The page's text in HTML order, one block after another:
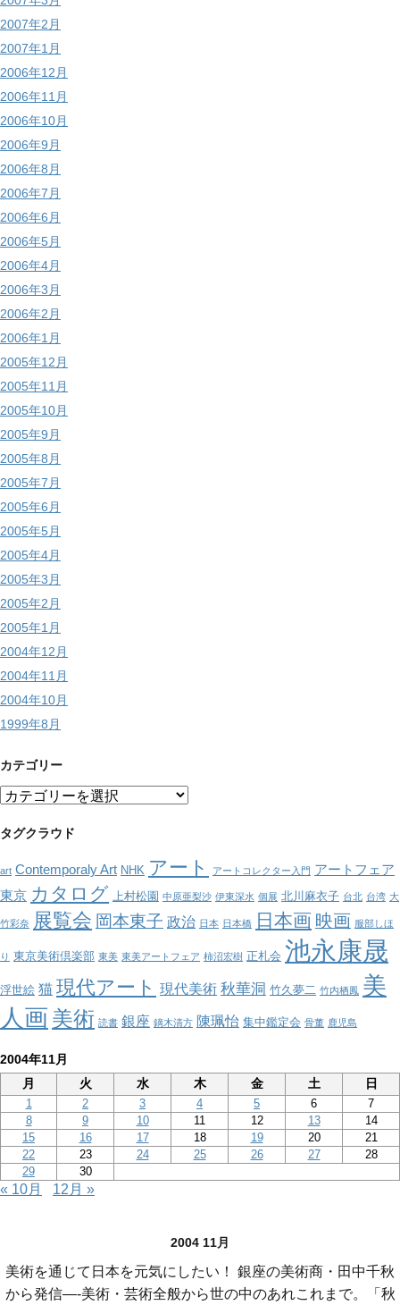
2007年2月
2007年1月
2006年12月
2006年11月
2006年10月
2006年9月
2006年8月
2006年7月
2006年6月
2006年5月
2006年4月
2006年3月
2006年2月
2006年1月
2005年12月
2005年11月
2005年10月
2005年9月
2005年8月
2005年7月
2005年6月
2005年5月
2005年4月
2005年3月
2005年2月
2005年1月
2004年12月
2004年11月
2004年10月
1999年8月
カテゴリー
カ
ゴ
ー
タグクラウド
art Contemporaly Art NHK アート アートコレクター入門 アートフェア
東京 カタログ 上村松園 中原亜梨沙 伊東深水 個展 北川麻衣子 台北 台湾 大
竹彩奈 展覧会 岡本東子 政治 日本 日本橋 日本画 映画 服部しほ
り 東京美術倶楽部 東美 東美アートフェア 柿沼宏樹 正札会 池永康晟
浮世絵 猫 現代アート 現代美術 秋華洞 竹久夢二 竹内栖鳳 美
人画 美術 読書 銀座 鏑木清方 陳珮怡 集中鑑定会 骨董 鹿児島
2004年11月
月
火 水 木 金 土 日
1 2 3 4 5 6
7
8
9 10 11 12 13
14
15
16 17 18 19 20
21
22
23 24 25 26 27
28
29
30
« 10月 12月 »
2004 11月
美術を通じて日本を元気にしたい！ 銀座の美術商・田中千秋
から発信—-美術・芸術全般から世の中のあれこれまで。「秋